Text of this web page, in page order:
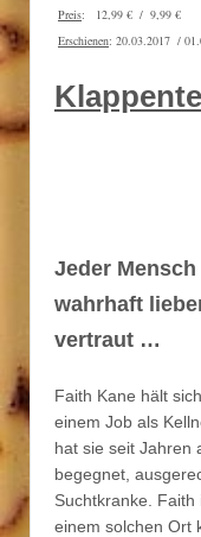
Preis: 12,99 € / 9,99 €
Erschienen: 20.03.2017 /
Jeder
wahrhaft
vertraut …
Faith Kane hält
einem Job als
hat sie seit Jahren
begegnet,
Suchtkranke.
einem solchen Ort